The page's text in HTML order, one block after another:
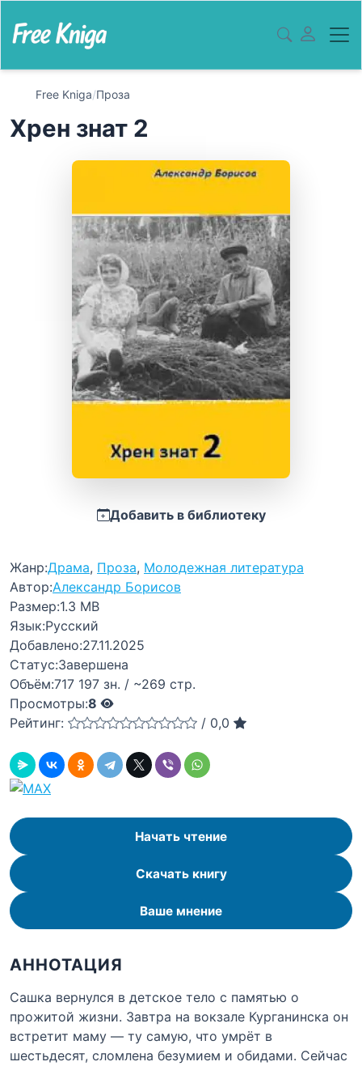
Free Kniga/Проза
Хрен знат 2
Добавить в библиотеку
Жанр:Драма, Проза, Молодежная литература
Автор:Александр Борисов
Размер:1.3 MB
Язык:Русский
Добавлено:27.11.2025
Статус:Завершена
Объём:717 197 зн. / ~269 стр.
Просмотры:8
Рейтинг:
/ 0,0
Начать чтение
Скачать книгу
Ваше мнение
АННОТАЦИЯ
Сашка вернулся в детское тело с памятью о
прожитой жизни. Завтра на вокзале Курганинска он
встретит маму — ту самую, что умрёт в
шестьдесят, сломлена безумием и обидами. Сейчас